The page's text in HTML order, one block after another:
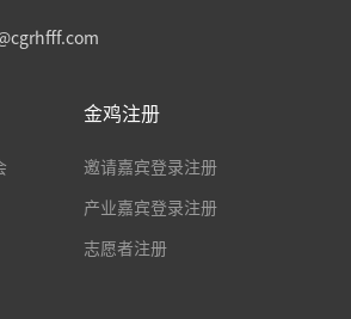
金鸡注册
邀请嘉宾登录注册
产业嘉宾登录注册
志愿者注册